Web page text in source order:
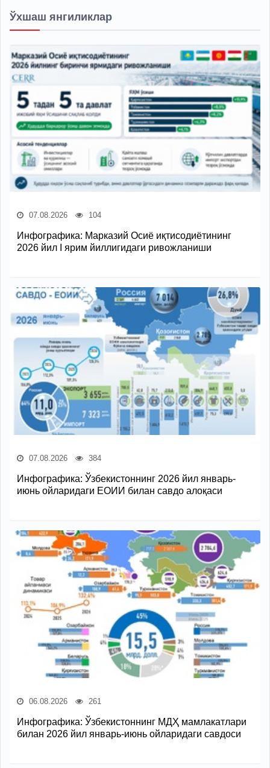
Ўхшаш янгиликлар
07.08.2026 104
Инфографика: Марказий Осиё иқтисодиётининг
2026 йил I ярим йиллигидаги ривожланиши
07.08.2026 384
Инфографика: Ўзбекистоннинг 2026 йил январь-
июнь ойларидаги ЕОИИ билан савдо алоқаси
06.08.2026 261
Инфографика: Ўзбекистоннинг МДҲ мамлакатлари
билан 2026 йил январь-июнь ойларидаги савдоси